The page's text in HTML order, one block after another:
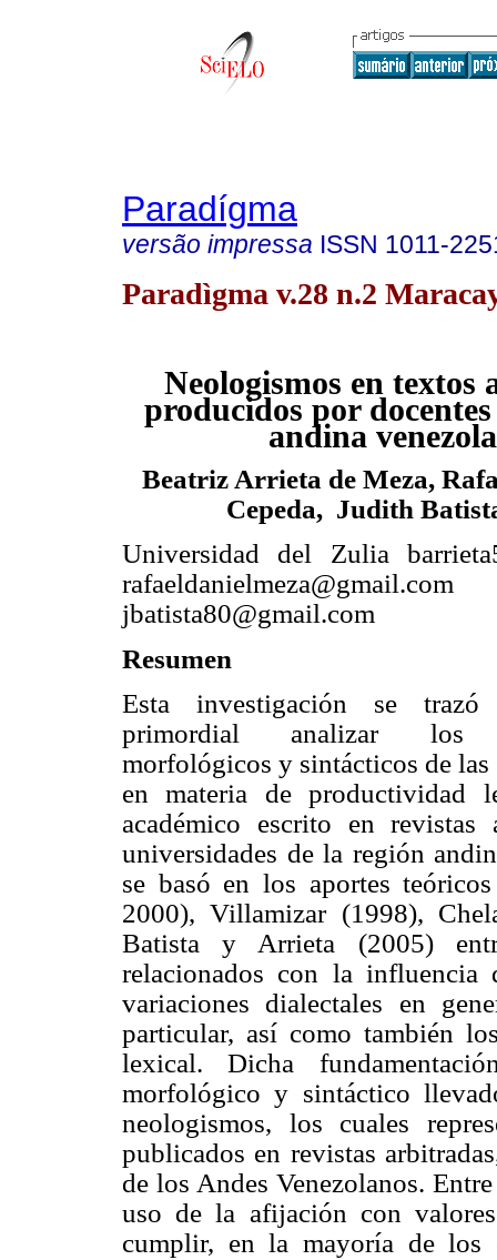
Paradígma
versão impressa ISSN 1011-
Paradìgma v.28 n.2
Neologismos en textos
producidos por
andina
Beatriz Arrieta de Meza,
Cepeda, Judith
Universidad del Zulia
rafaeldanielmeza@gmail.com
jbatista80@gmail.com
Resumen
Esta investigación se
primordial analizar los
morfológicos y sintácticos de
en materia de productividad
académico escrito en revistas
universidades de la región
se basó en los aportes
2000), Villamizar (1998),
Batista y Arrieta (2005)
relacionados con la influencia
variaciones dialectales en
particular, así como también
lexical. Dicha
morfológico y sintáctico
neologismos, los cuales
publicados en revistas
de los Andes Venezolanos.
uso de la afijación con
cumplir, en la mayoría de los